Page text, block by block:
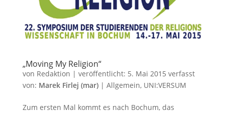
„Moving My Religion“
von Redaktion | veröffentlicht: 5. Mai 2015 verfasst
von: Marek Firlej (mar)| Allgemein, UNI:VERSUM
Zum ersten Mal kommt es nach Bochum, das